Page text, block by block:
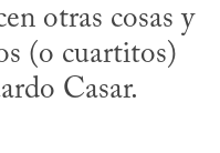
otras cosas y
(o cuartitos)
Casar.